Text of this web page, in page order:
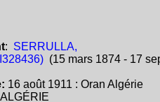
: SERRULLA,
(15 mars 1874 - 17
16 août 1911 : Oran Algérie